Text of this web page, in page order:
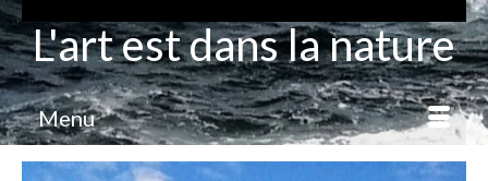
L'art est dans la nature
Menu